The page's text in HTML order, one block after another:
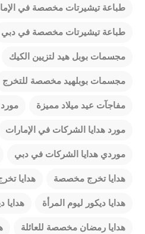
طباعة تيشيرتات مخصصة في
طباعة تيشيرتات مخصصة في دبي
مجسمات بوبل هيد لتزيين الكيك
مجسمات بوبلهيد مخصصة للتخرج
مفاجآت عيد ميلاد مميزة
مورد هدايا الشركات في الإمارات
موردي هدايا الشركات في دبي
هدايا تخرج مخصصة هدايا
هدايا ديكور ليوم المرأة هدايا
هدايا رمضان مخصصة للعائلة